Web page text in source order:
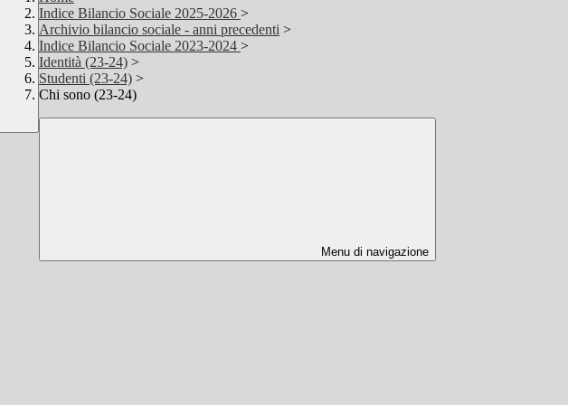
Indice Bilancio Sociale 2025-2026 >
Archivio bilancio sociale - anni precedenti >
Indice Bilancio Sociale 2023-2024 >
Identità (23-24) >
Studenti (23-24) >
Chi sono (23-24)
Menu di navigazione